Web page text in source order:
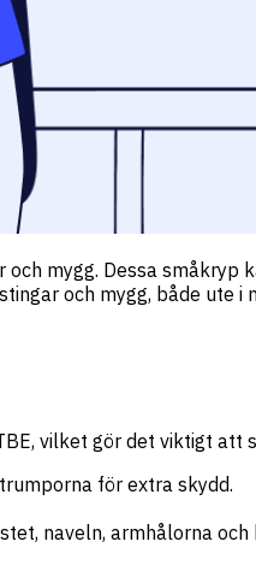
mygg. Dessa småkryp
och mygg, både ute i
vilket gör det viktigt att
för extra skydd.
naveln, armhålorna och